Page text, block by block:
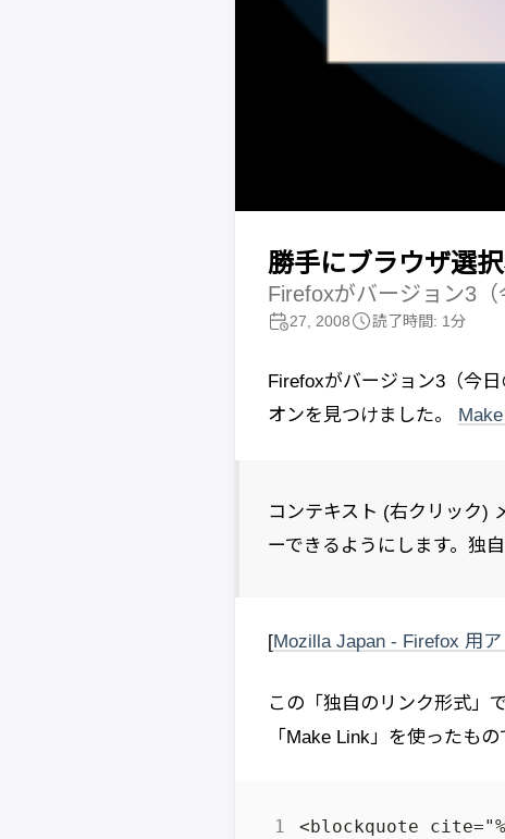
勝手にブラウザ選
Firefoxがバージョン3
27, 2008 読了時間: 1分
Firefoxがバージョン3（今
オンを見つけました。
コンテキスト (右クリック)
ーできるようにします。独
[Mozilla Japan - Firefox 用
この「独自のリンク形式」
「Make Link」を使ったもの